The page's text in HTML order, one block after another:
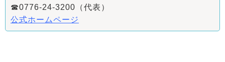
☎0776-24-3200（代表）
公式ホームページ